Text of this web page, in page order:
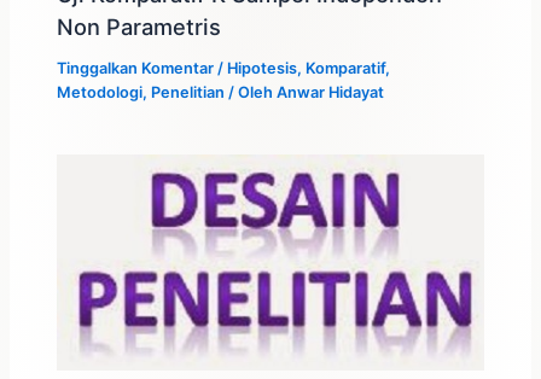
Non Parametris
Tinggalkan Komentar / Hipotesis, Komparatif,
Metodologi, Penelitian / OlehAnwar Hidayat